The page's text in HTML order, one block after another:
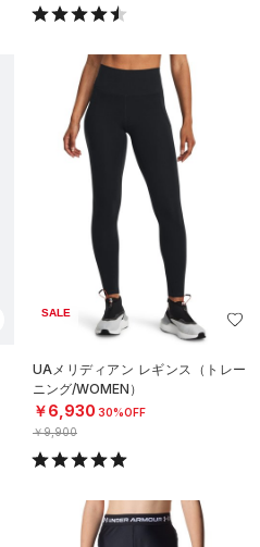
SALE
UAメリディアン レギンス（トレー
ニング/WOMEN）
￥6,930 30%OFF
￥9,900